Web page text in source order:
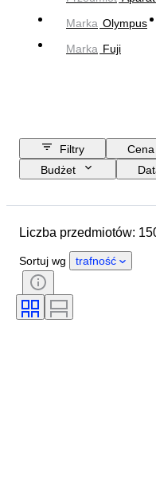
Marka Olympus
Marka Fuji
Filtry
Budżet
Materiał
Tematyka
Wydanie
Mocowanie obiektywu
Rodzaj odtwarzacza
Liczba przedmiotów:
Sortuj wg trafność